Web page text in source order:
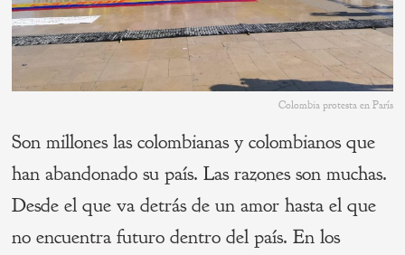
Colombia protesta en París
Son millones las colombianas y colombianos que
han abandonado su país. Las razones son muchas.
Desde el que va detrás de un amor hasta el que
no encuentra futuro dentro del país. En los